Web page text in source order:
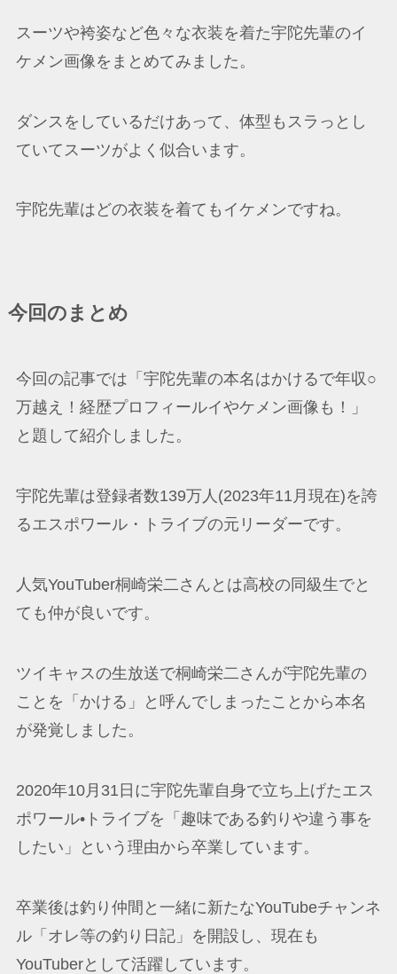
スーツや袴姿など色々な衣装を着た宇陀先輩のイ
ケメン画像をまとめてみました。
ダンスをしているだけあって、体型もスラっとし
ていてスーツがよく似合います。
宇陀先輩はどの衣装を着てもイケメンですね。
今回のまとめ
今回の記事では「宇陀先輩の本名はかけるで年収○
万越え！経歴プロフィールイやケメン画像も！」
と題して紹介しました。
宇陀先輩は登録者数139万人(2023年11月現在)を誇
るエスポワール・トライブの元リーダーです。
人気YouTuber桐崎栄二さんとは高校の同級生でと
ても仲が良いです。
ツイキャスの生放送で桐崎栄二さんが宇陀先輩の
ことを「かける」と呼んでしまったことから本名
が発覚しました。
2020年10月31日に宇陀先輩自身で立ち上げたエス
ポワール•トライブを「趣味である釣りや違う事を
したい」という理由から卒業しています。
卒業後は釣り仲間と一緒に新たなYouTubeチャンネ
ル「オレ等の釣り日記」を開設し、現在も
YouTuberとして活躍しています。